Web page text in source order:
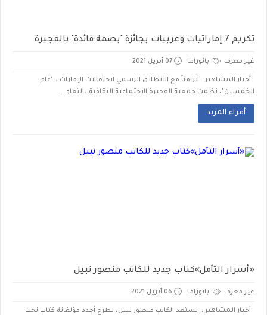
تكريم 7 إماراتيات وعربيات بجائزة "بصمة قائدة" بالفجيرة
غير معرف بانوراما 07 أبريل 2021
أخبار المشاهير : تزامناً مع الانطلاق الرسمي لاحتفالات الإمارات بـ "عام
الخمسين"، نظمت جمعية الفجيرة الاجتماعية الثقافية بالتعاو...
أقراء المزيد
«أسرار التأمل»كتاب جديد للكاتب منصور نبيل
غير معرف بانوراما 06 أبريل 2021
أخبار المشاهير : يستعد الكاتب منصور نبيل، لطرح أجدد مؤلفاتة كتاب تحت